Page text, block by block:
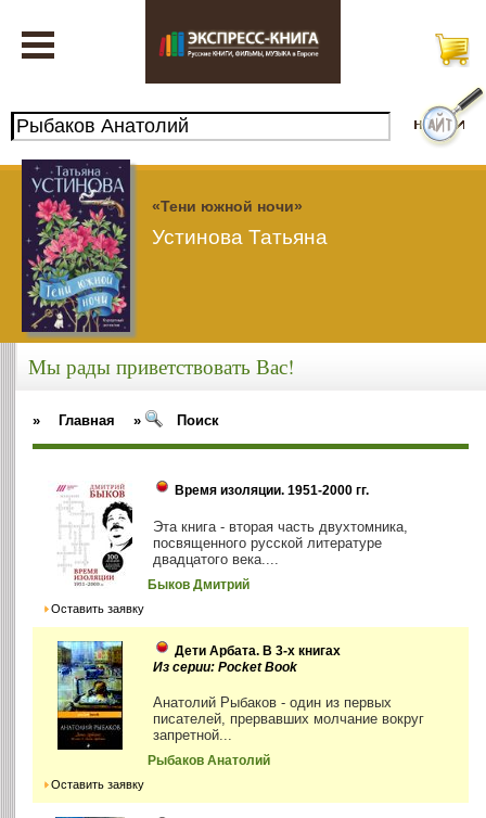
«Тени южной ночи»
Устинова Татьяна
Мы рады приветствовать Вас!
» Главная » Поиск
Время изоляции. 1951-2000 гг.
Эта книга - вторая часть двухтомника,
посвященного русской литературе
двадцатого века....
Быков Дмитрий
Оставить заявку
Дети Арбата. В 3-х книгах
Из серии: Pocket Book
Анатолий Рыбаков - один из первых
писателей, прервавших молчание вокруг
запретной...
Рыбаков Анатолий
Оставить заявку